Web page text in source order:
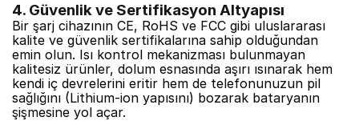
4. Güvenlik ve Sertifikasyon Altyapısı
Bir şarj cihazının CE, RoHS ve FCC gibi uluslararası
kalite ve güvenlik sertifikalarına sahip olduğundan
emin olun. Isı kontrol mekanizması bulunmayan
kalitesiz ürünler, dolum esnasında aşırı ısınarak hem
kendi iç devrelerini eritir hem de telefonunuzun pil
sağlığını (Lithium-ion yapısını) bozarak bataryanın
şişmesine yol açar.